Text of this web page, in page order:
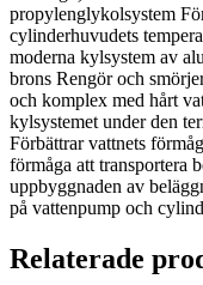
propylenglykolsystem
cylinderhuvudets
moderna kylsystem av
brons Rengör och
och komplex med hårt
kylsystemet under den
Förbättrar vattnets
förmåga att transportera
uppbyggnaden av
på vattenpump och
Relaterade